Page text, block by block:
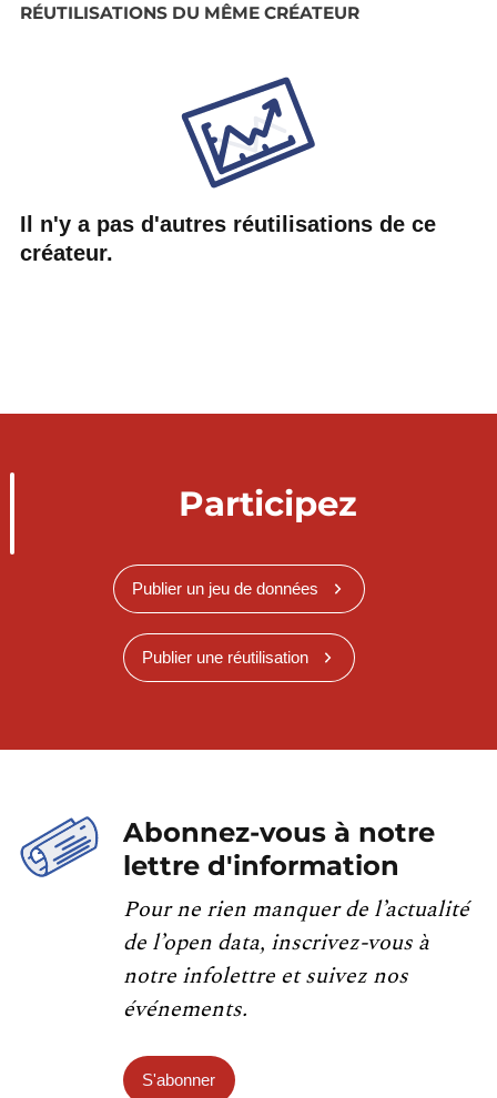
RÉUTILISATIONS DU MÊME CRÉATEUR
Il n'y a pas d'autres réutilisations de ce
créateur.
Participez
Publier un jeu de données
Publier une réutilisation
Abonnez-vous à notre
lettre d'information
Pour ne rien manquer de l’actualité
de l’open data, inscrivez-vous à
notre infolettre et suivez nos
événements.
S'abonner